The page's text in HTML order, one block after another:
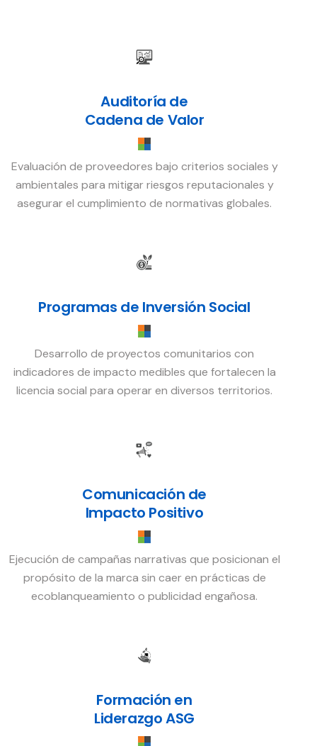
Auditoría de
Cadena de Valor
Evaluación de proveedores bajo criterios sociales y
ambientales para mitigar riesgos reputacionales y
asegurar el cumplimiento de normativas globales.
Programas de Inversión Social
Desarrollo de proyectos comunitarios con
indicadores de impacto medibles que fortalecen la
licencia social para operar en diversos territorios.
Comunicación de
Impacto Positivo
Ejecución de campañas narrativas que posicionan el
propósito de la marca sin caer en prácticas de
ecoblanqueamiento o publicidad engañosa.
Formación en
Liderazgo ASG